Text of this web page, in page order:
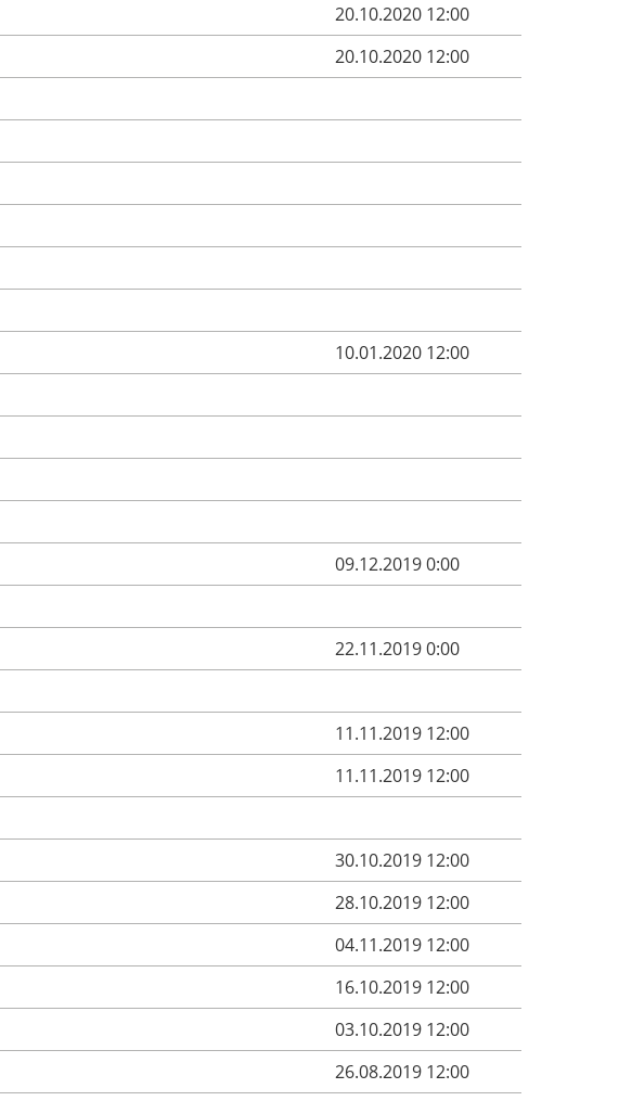
20.10.2020 12:00
20.10.2020 12:00
10.01.2020 12:00
09.12.2019 0:00
22.11.2019 0:00
11.11.2019 12:00
11.11.2019 12:00
30.10.2019 12:00
28.10.2019 12:00
04.11.2019 12:00
16.10.2019 12:00
03.10.2019 12:00
26.08.2019 12:00